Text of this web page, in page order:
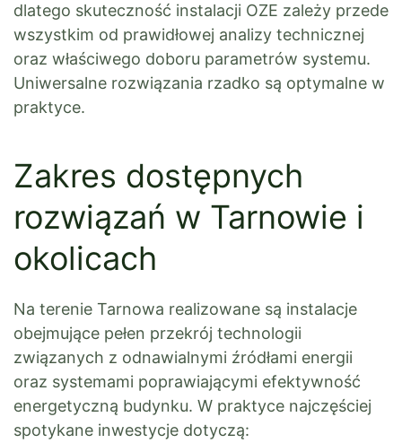
dlatego skuteczność instalacji OZE zależy przede
wszystkim od prawidłowej analizy technicznej
oraz właściwego doboru parametrów systemu.
Uniwersalne rozwiązania rzadko są optymalne w
praktyce.
Zakres dostępnych
rozwiązań w Tarnowie i
okolicach
Na terenie Tarnowa realizowane są instalacje
obejmujące pełen przekrój technologii
związanych z odnawialnymi źródłami energii
oraz systemami poprawiającymi efektywność
energetyczną budynku. W praktyce najczęściej
spotykane inwestycje dotyczą: